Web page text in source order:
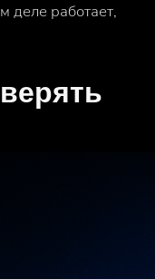
деле работает,